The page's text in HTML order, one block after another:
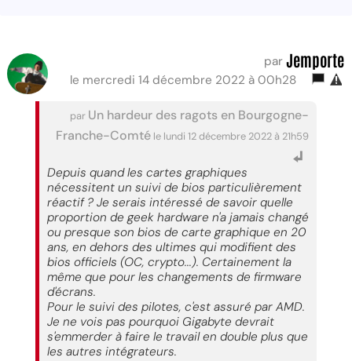
par Jemporte
le mercredi 14 décembre 2022 à 00h28
par Un hardeur des ragots en Bourgogne-
Franche-Comté le lundi 12 décembre 2022 à 21h59
Depuis quand les cartes graphiques
nécessitent un suivi de bios particulièrement
réactif ? Je serais intéressé de savoir quelle
proportion de geek hardware n'a jamais changé
ou presque son bios de carte graphique en 20
ans, en dehors des ultimes qui modifient des
bios officiels (OC, crypto...). Certainement la
même que pour les changements de firmware
d'écrans.
Pour le suivi des pilotes, c'est assuré par AMD.
Je ne vois pas pourquoi Gigabyte devrait
s'emmerder à faire le travail en double plus que
les autres intégrateurs.